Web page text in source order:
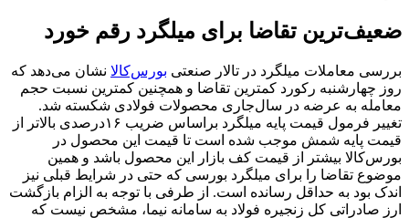
ضعیف‌‌‌ترین تقاضا برای میلگرد رقم خورد
بررسی معاملات میلگرد در تالار صنعتی بورس‌کالا نشان می‌دهد که
روز چهارشنبه رکورد کمترین تقاضا و همچنین کمترین نسبت حجم
معامله به عرضه در سال‌جاری محصولات فولادی شکسته شد.
تغییر فرمول قیمت پایه میلگرد براساس ضریب ۱۶درصدی بالاتر از
قیمت پایه شمش موجب شده است تا قیمت این محصول در
بورس‌کالا بیشتر از قیمت کف بازار این محصول باشد و همین
موضوع تقاضا را برای میلگرد بورسی که حتی در شرایط قبلی نیز
اندک بود به حداقل رسانده است. از طرفی با توجه به الزام بازگشت
ارز صادراتی کل زنجیره فولاد به سامانه نیما، مشخص نیست که